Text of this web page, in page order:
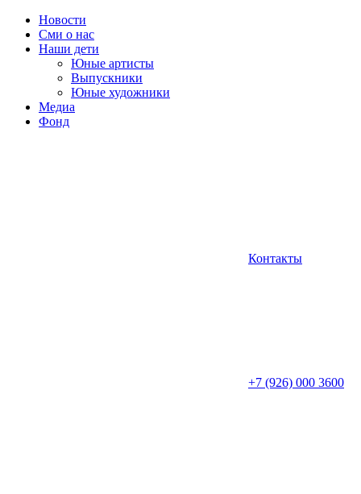
Новости
Сми о нас
Наши дети
Юные артисты
Выпускники
Юные художники
Медиа
Фонд
Контакты
+7 (926) 000 3600